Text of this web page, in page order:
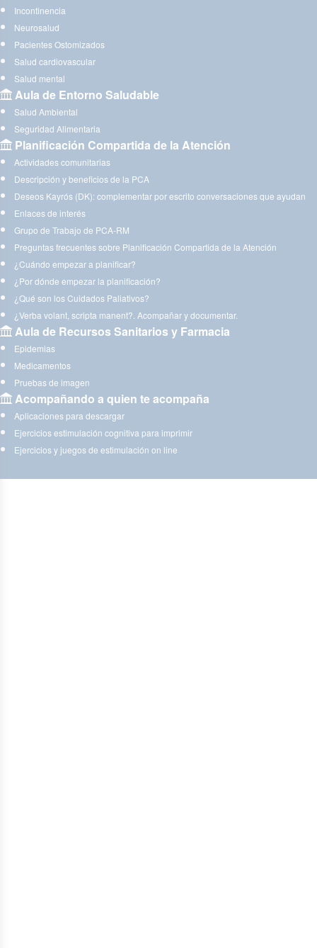
Incontinencia
Neurosalud
Pacientes Ostomizados
Salud cardiovascular
Salud mental
Aula de Entorno Saludable
Salud Ambiental
Seguridad Alimentaria
Planificación Compartida de la Atención
Actividades comunitarias
Descripción y beneficios de la PCA
Deseos Kayrós (DK): complementar por escrito conversaciones que ayudan
Enlaces de interés
Grupo de Trabajo de PCA-RM
Preguntas frecuentes sobre Planificación Compartida de la Atención
¿Cuándo empezar a planificar?
¿Por dónde empezar la planificación?
¿Qué son los Cuidados Paliativos?
¿Verba volant, scripta manent?. Acompañar y documentar.
Aula de Recursos Sanitarios y Farmacia
Epidemias
Medicamentos
Pruebas de imagen
Acompañando a quien te acompaña
Aplicaciones para descargar
Ejercicios estimulación cognitiva para imprimir
Ejercicios y juegos de estimulación on line